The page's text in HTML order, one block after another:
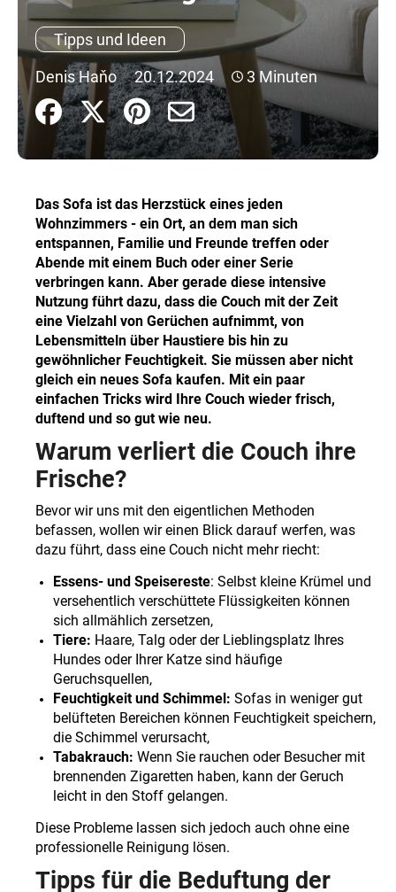
Tipps und Ideen
Denis Haňo
20.12.2024 3 Minuten
Das Sofa ist das Herzstück eines jeden
Wohnzimmers - ein Ort, an dem man sich
entspannen, Familie und Freunde treffen oder
Abende mit einem Buch oder einer Serie
verbringen kann. Aber gerade diese intensive
Nutzung führt dazu, dass die Couch mit der Zeit
eine Vielzahl von Gerüchen aufnimmt, von
Lebensmitteln über Haustiere bis hin zu
gewöhnlicher Feuchtigkeit. Sie müssen aber nicht
gleich ein neues Sofa kaufen. Mit ein paar
einfachen Tricks wird Ihre Couch wieder frisch,
duftend und so gut wie neu.
Warum verliert die Couch ihre
Frische?
Bevor wir uns mit den eigentlichen Methoden
befassen, wollen wir einen Blick darauf werfen, was
dazu führt, dass eine Couch nicht mehr riecht:
Essens- und Speisereste: Selbst kleine Krümel und
versehentlich verschüttete Flüssigkeiten können
sich allmählich zersetzen,
Tiere: Haare, Talg oder der Lieblingsplatz Ihres
Hundes oder Ihrer Katze sind häufige
Geruchsquellen,
Feuchtigkeit und Schimmel: Sofas in weniger gut
belüfteten Bereichen können Feuchtigkeit speichern,
die Schimmel verursacht,
Tabakrauch: Wenn Sie rauchen oder Besucher mit
brennenden Zigaretten haben, kann der Geruch
leicht in den Stoff gelangen.
Diese Probleme lassen sich jedoch auch ohne eine
professionelle Reinigung lösen.
Tipps für die Beduftung der
SUCHEN
W
i